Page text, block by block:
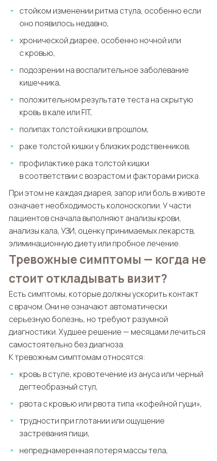
стойком изменении ритма стула, особенно если
оно появилось недавно,
хронической диарее, особенно ночной или
с кровью,
подозрении на воспалительное заболевание
кишечника,
положительном результате теста на скрытую
кровь в кале или FIT,
полипах толстой кишки в прошлом,
раке толстой кишки у близких родственников,
профилактике рака толстой кишки
в соответствии с возрастом и факторами риска.
При этом не каждая диарея, запор или боль в животе
означает необходимость колоноскопии. У части
пациентов сначала выполняют анализы крови,
анализы кала, УЗИ, оценку принимаемых лекарств,
элиминационную диету или пробное лечение.
Тревожные симптомы — когда не
стоит откладывать визит?
Есть симптомы, которые должны ускорить контакт
с врачом. Они не означают автоматически
серьезную болезнь, но требуют разумной
диагностики. Худшее решение — месяцами лечиться
самостоятельно без диагноза.
К тревожным симптомам относятся:
кровь в стуле, кровотечение из ануса или черный
дегтеобразный стул,
рвота с кровью или рвота типа «кофейной гущи»,
трудности при глотании или ощущение
застревания пищи,
непреднамеренная потеря массы тела,